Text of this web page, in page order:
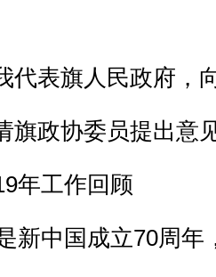
表旗人民政府，
旗政协委员提出意
工作回顾
中国成立70周年